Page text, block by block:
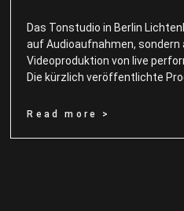
Das Tonstudio in Berlin
auf Audioaufnahmen, sondern
Videoproduktion von live
Die kürzlich veröffentlichte
Read more >